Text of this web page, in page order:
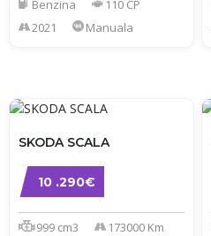
Benzina
110 CP
2021
Manuala
10 .290€
SKODA SCALA
999 cm3
173000 Km